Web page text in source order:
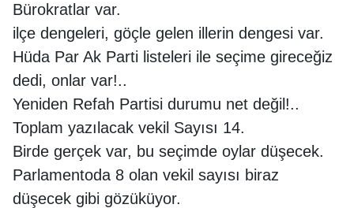
Bürokratlar var.
ilçe dengeleri, göçle gelen illerin dengesi var.
Hüda Par Ak Parti listeleri ile seçime gireceğiz
dedi, onlar var!..
Yeniden Refah Partisi durumu net değil!..
Toplam yazılacak vekil Sayısı 14.
Birde gerçek var, bu seçimde oylar düşecek.
Parlamentoda 8 olan vekil sayısı biraz
düşecek gibi gözüküyor.